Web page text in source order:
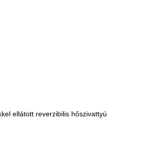
ellátott reverzibilis hőszivattyú